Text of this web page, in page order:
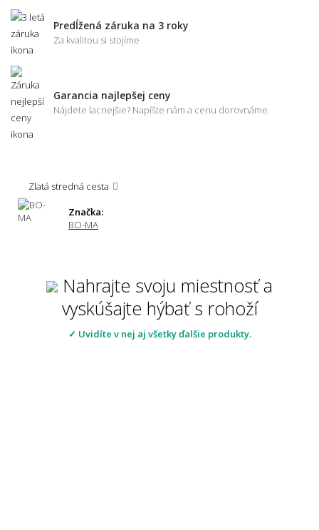
Predĺžená záruka na 3 roky
Za kvalitou si stojíme
Garancia najlepšej ceny
Nájdete lacnejšie? Napíšte nám a cenu dorovnáme.
Zlatá stredná cesta
Značka:
BO-MA
Nahrajte svoju miestnosť a
vyskúšajte hýbať s rohoží
✓ Uvidíte v nej aj všetky ďalšie produkty.